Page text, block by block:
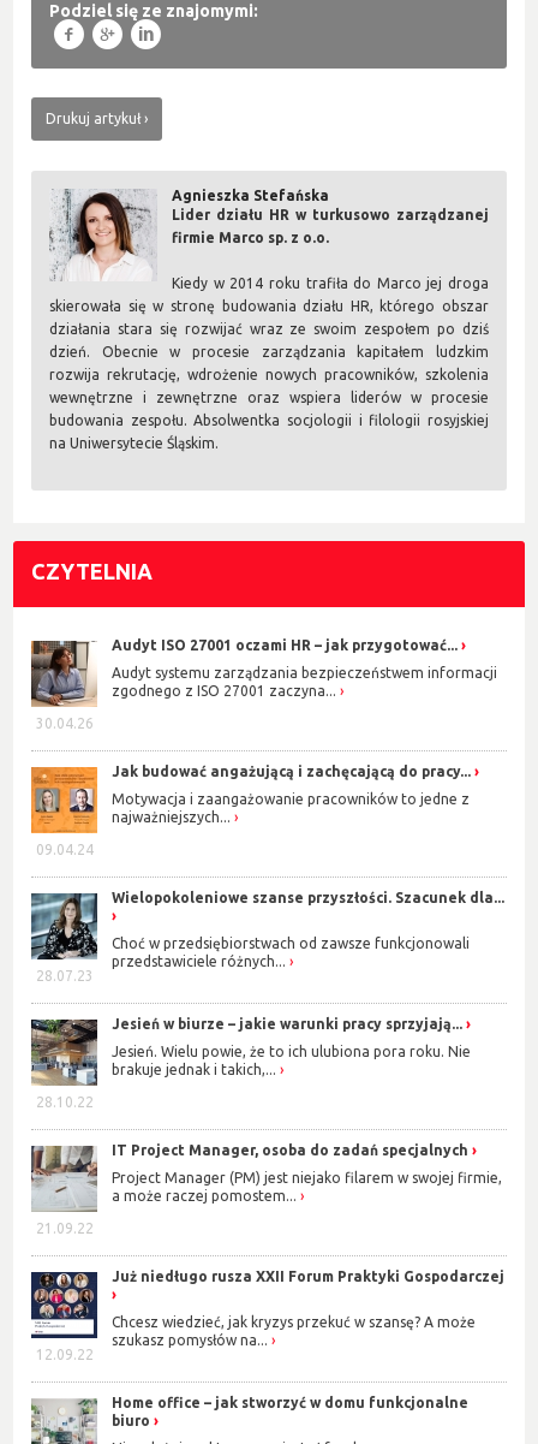
Podziel się ze znajomymi:
f g l
Drukuj artykuł
Agnieszka Stefańska
Lider działu HR w turkusowo zarządzanej
firmie Marco sp. z o.o.
Kiedy w 2014 roku trafiła do Marco jej droga
skierowała się w stronę budowania działu HR, którego obszar
działania stara się rozwijać wraz ze swoim zespołem po dziś
dzień. Obecnie w procesie zarządzania kapitałem ludzkim
rozwija rekrutację, wdrożenie nowych pracowników, szkolenia
wewnętrzne i zewnętrzne oraz wspiera liderów w procesie
budowania zespołu. Absolwentka socjologii i filologii rosyjskiej
na Uniwersytecie Śląskim.
CZYTELNIA
30.04.26
Audyt ISO 27001 oczami HR – jak przygotować...
Audyt systemu zarządzania bezpieczeństwem informacji
zgodnego z ISO 27001 zaczyna...
09.04.24
Jak budować angażującą i zachęcającą do pracy...
Motywacja i zaangażowanie pracowników to jedne z
najważniejszych...
28.07.23
Wielopokoleniowe szanse przyszłości. Szacunek dla...
Choć w przedsiębiorstwach od zawsze funkcjonowali
przedstawiciele różnych...
28.10.22
Jesień w biurze – jakie warunki pracy sprzyjają...
Jesień. Wielu powie, że to ich ulubiona pora roku. Nie
brakuje jednak i takich,...
21.09.22
IT Project Manager, osoba do zadań specjalnych
Project Manager (PM) jest niejako filarem w swojej firmie,
a może raczej pomostem...
12.09.22
Już niedługo rusza XXII Forum Praktyki Gospodarczej
Chcesz wiedzieć, jak kryzys przekuć w szansę? A może
szukasz pomysłów na...
Home office – jak stworzyć w domu funkcjonalne
biuro